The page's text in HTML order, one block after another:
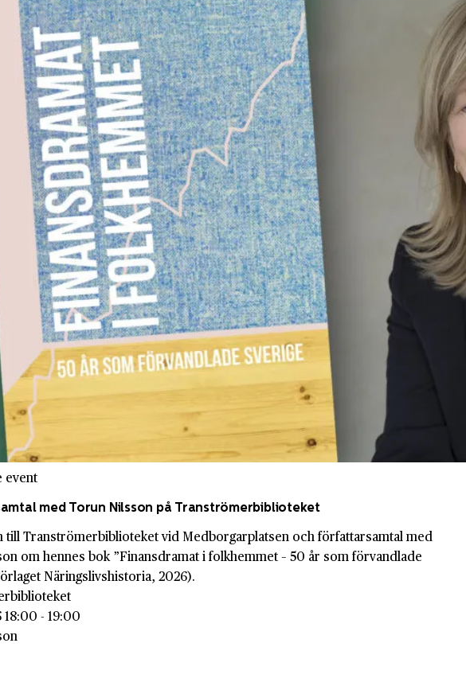
event
med Torun Nilsson på Tranströmerbiblioteket
till Tranströmerbiblioteket vid Medborgarplatsen och författarsamtal med
om hennes bok ”Finansdramat i folkhemmet – 50 år som förvandlade
Näringslivshistoria, 2026).
18:00 - 19:00